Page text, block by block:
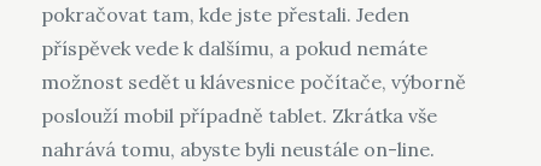
pokračovat tam, kde jste přestali. Jeden
příspěvek vede k dalšímu, a pokud nemáte
možnost sedět u klávesnice počítače, výborně
poslouží mobil případně tablet. Zkrátka vše
nahrává tomu, abyste byli neustále on-line.